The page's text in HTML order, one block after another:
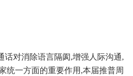
话对消除语言隔阂,增强人际沟通,
统一方面的重要作用,本届推普周